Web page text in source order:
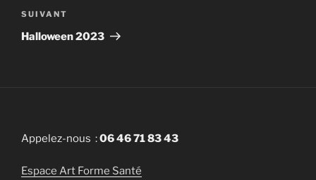
Article
suivant
SUIVANT
Halloween 2023
Appelez-nous :06 46 71 83 43
Espace Art Forme Santé